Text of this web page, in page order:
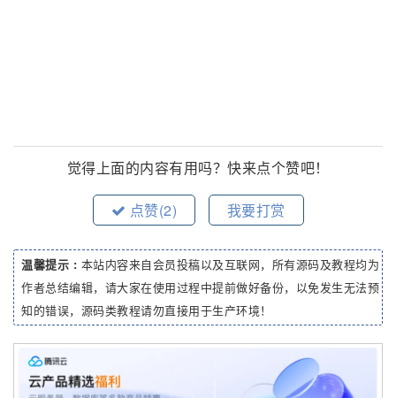
觉得上面的内容有用吗？快来点个赞吧！
点赞(2) 我要打赏
温馨提示 : 本站内容来自会员投稿以及互联网，所有源码及教程均为
作者总结编辑，请大家在使用过程中提前做好备份，以免发生无法预
知的错误，源码类教程请勿直接用于生产环境！